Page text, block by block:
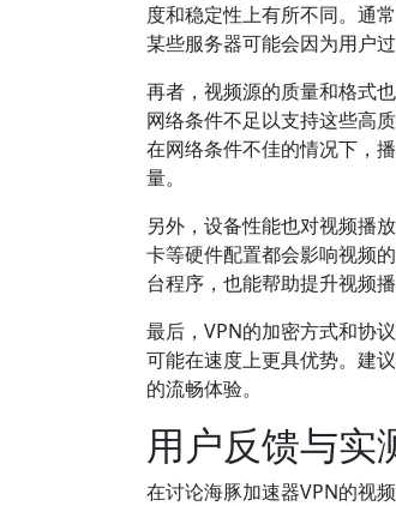
度和稳定性上有所不同。通
某些服务器可能会因为用户
再者，视频源的质量和格式
网络条件不足以支持这些高
在网络条件不佳的情况下，
量。
另外，设备性能也对视频播
卡等硬件配置都会影响视频
台程序，也能帮助提升视频播
最后，VPN的加密方式和协
可能在速度上更具优势。建
的流畅体验。
用户反馈与实
在讨论海豚加速器VPN的视